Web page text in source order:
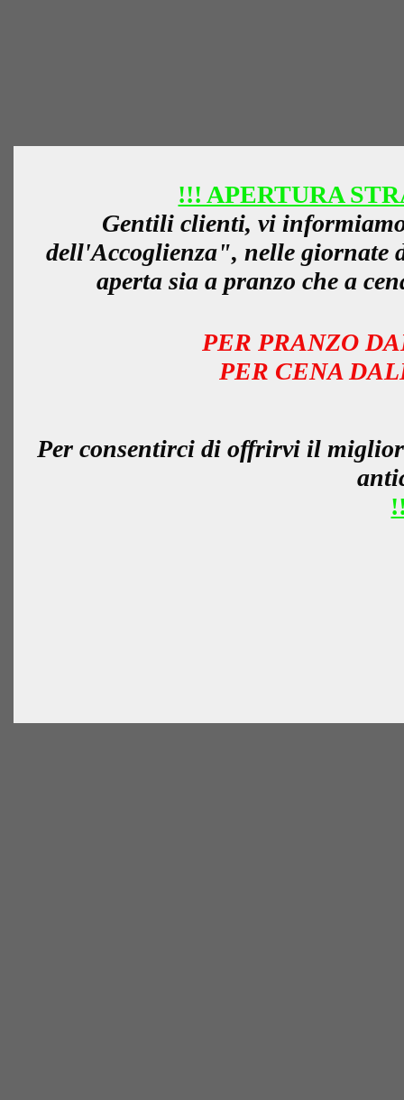
!!! APERTURA
Gentili clienti, vi
dell'Accoglienza", nelle giornate
aperta sia a pranzo che a
PER PRANZO
PER CENA
Per consentirci di offrirvi il